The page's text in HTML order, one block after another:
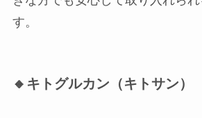
す。
🔸キトグルカン（キトサン）